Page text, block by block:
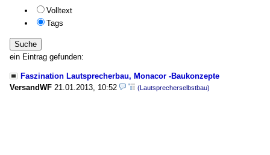
Volltext
Tags
Suche
ein Eintrag gefunden:
Faszination Lautsprecherbau, Monacor -Baukonzepte
VersandWF 21.01.2013, 10:52 (Lautsprecherselbstbau)